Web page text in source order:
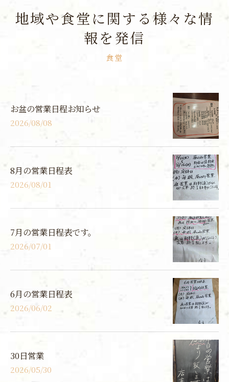
地域や食堂に関する様々な情
報を発信
食堂
お盆の営業日程お知らせ
2026/08/08
8月の営業日程表
2026/08/01
7月の営業日程表です。
2026/07/01
6月の営業日程表
2026/06/02
30日営業
2026/05/30